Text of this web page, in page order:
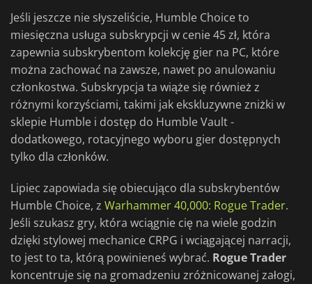
Jeśli jeszcze nie słyszeliście, Humble Choice to
miesięczna usługa subskrypcji w cenie 45 zł, która
zapewnia subskrybentom kolekcję gier na PC, które
można zachować na zawsze, nawet po anulowaniu
członkostwa. Subskrypcja ta wiąże się również z
różnymi korzyściami, takimi jak ekskluzywne zniżki w
sklepie Humble i dostęp do Humble Vault -
dodatkowego, rotacyjnego wyboru gier dostępnych
tylko dla członków.
Lipiec zapowiada się obiecująco dla subskrybentów
Humble Choice, z Warhammer 40,000: Rogue Trader.
Jeśli szukasz gry, która wciągnie cię na wiele godzin
dzięki stylowej mechanice CRPG i wciągającej narracji,
to jest to ta, którą powinieneś wybrać. RogueTrader
koncentruje się na gromadzeniu zróżnicowanej załogi,